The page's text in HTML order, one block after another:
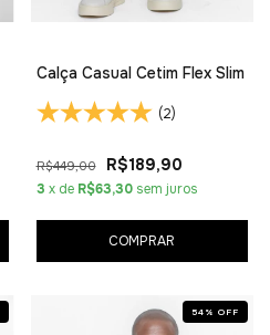
Calça Casual Cetim Flex Slim
(2)
R$449,00 R$189,90
3 x de R$63,30 sem juros
COMPRAR
54 % OFF